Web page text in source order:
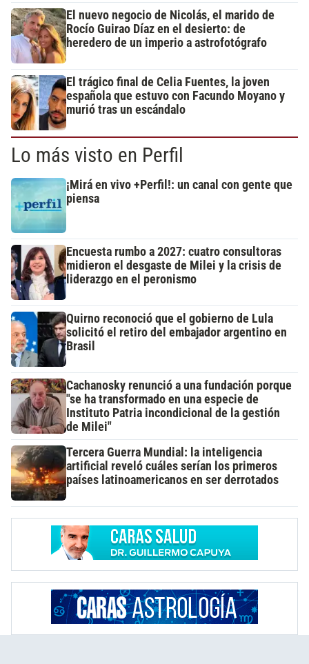
El nuevo negocio de Nicolás, el marido de
Rocío Guirao Díaz en el desierto: de
heredero de un imperio a astrofotógrafo
El trágico final de Celia Fuentes, la joven
española que estuvo con Facundo Moyano y
murió tras un escándalo
Lo más visto en Perfil
¡Mirá en vivo +Perfil!: un canal con gente que
piensa
Encuesta rumbo a 2027: cuatro consultoras
midieron el desgaste de Milei y la crisis de
liderazgo en el peronismo
Quirno reconoció que el gobierno de Lula
solicitó el retiro del embajador argentino en
Brasil
Cachanosky renunció a una fundación porque
"se ha transformado en una especie de
Instituto Patria incondicional de la gestión
de Milei"
Tercera Guerra Mundial: la inteligencia
artificial reveló cuáles serían los primeros
países latinoamericanos en ser derrotados